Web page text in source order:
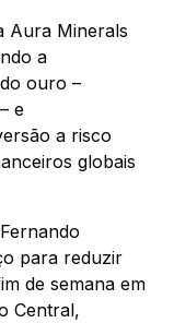
Aura Minerals
a
ouro –
e
a risco
globais
para reduzir
de semana em
Central,